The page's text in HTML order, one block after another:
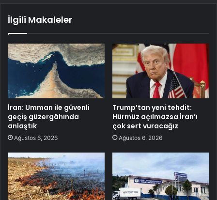
İlgili Makaleler
İran: Umman ile güvenli
geçiş güzergâhında
anlaştık
Ağustos 6, 2026
Trump’tan yeni tehdit:
Hürmüz açılmazsa İran’ı
çok sert vuracağız
Ağustos 6, 2026